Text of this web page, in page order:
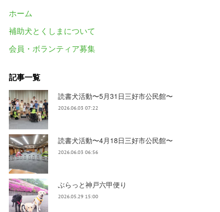
ホーム
補助犬とくしまについて
会員・ボランティア募集
記事一覧
読書犬活動〜5月31日三好市公民館〜
2026.06.03 07:22
読書犬活動〜4月18日三好市公民館〜
2026.06.03 06:56
ぶらっと神戸六甲便り
2026.05.29 15:00